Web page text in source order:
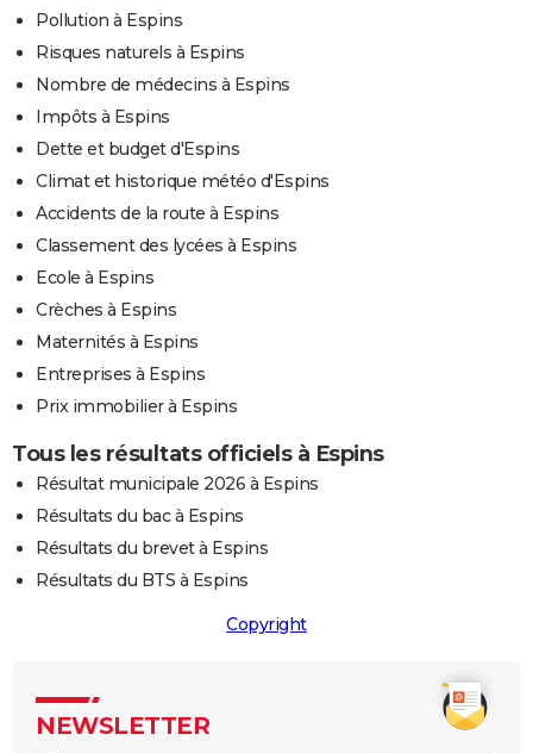
Pollution à Espins
Risques naturels à Espins
Nombre de médecins à Espins
Impôts à Espins
Dette et budget d'Espins
Climat et historique météo d'Espins
Accidents de la route à Espins
Classement des lycées à Espins
Ecole à Espins
Crèches à Espins
Maternités à Espins
Entreprises à Espins
Prix immobilier à Espins
Tous les résultats officiels à Espins
Résultat municipale 2026 à Espins
Résultats du bac à Espins
Résultats du brevet à Espins
Résultats du BTS à Espins
Copyright
NEWSLETTER